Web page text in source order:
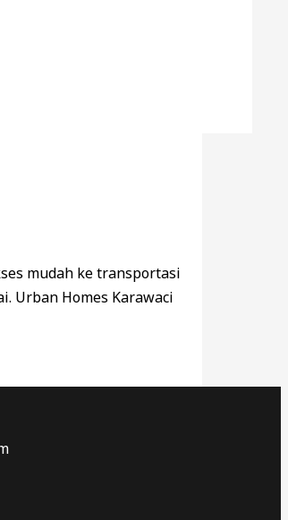
mudah ke transportasi
Urban Homes Karawaci